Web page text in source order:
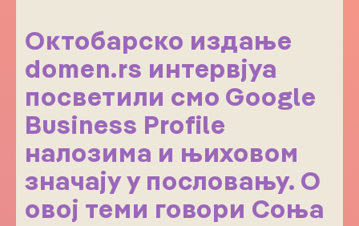
Октобарско издање
domen.rs интервјуа
посветили смо Google
Business Profile
налозима и њиховом
значају у пословању. О
овој теми говори Соња